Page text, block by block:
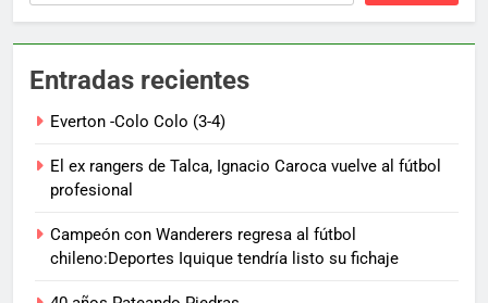
Entradas recientes
Everton -Colo Colo (3-4)
El ex rangers de Talca, Ignacio Caroca vuelve al fútbol
profesional
Campeón con Wanderers regresa al fútbol
chileno:Deportes Iquique tendría listo su fichaje